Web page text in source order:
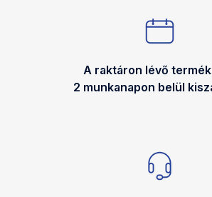
A raktáron lévő
2 munkanapon belül